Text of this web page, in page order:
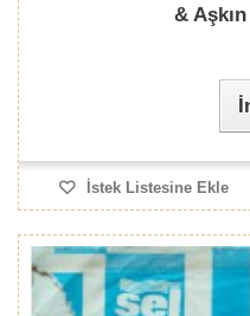
&
İstek Listesine Ekle